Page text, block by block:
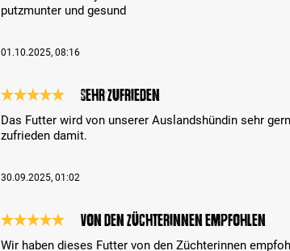
putzmunter und gesund
01.10.2025, 08:16
Sehr zufrieden
Das Futter wird von unserer Auslandshündin sehr
zufrieden damit.
30.09.2025, 01:02
Von den Züchterinnen empfohlen
Wir haben dieses Futter von den Züchterinnen